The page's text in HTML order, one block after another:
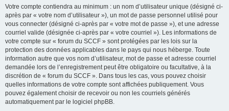
Votre compte contiendra au minimum : un nom d’utilisateur unique (désigné ci-
après par « votre nom d’utilisateur »), un mot de passe personnel utilisé pour
vous connecter (désigné ci-après par « votre mot de passe »), et une adresse
courriel valide (désignée ci-après par « votre courriel »). Les informations de
votre compte sur « forum du SCCF » sont protégées par les lois sur la
protection des données applicables dans le pays qui nous héberge. Toute
information autre que vos nom d’utilisateur, mot de passe et adresse courriel
demandée lors de l’enregistrement peut être obligatoire ou facultative, à la
discrétion de « forum du SCCF ». Dans tous les cas, vous pouvez choisir
quelles informations de votre compte sont affichées publiquement. Vous
pouvez également choisir de recevoir ou non les courriels générés
automatiquement par le logiciel phpBB.